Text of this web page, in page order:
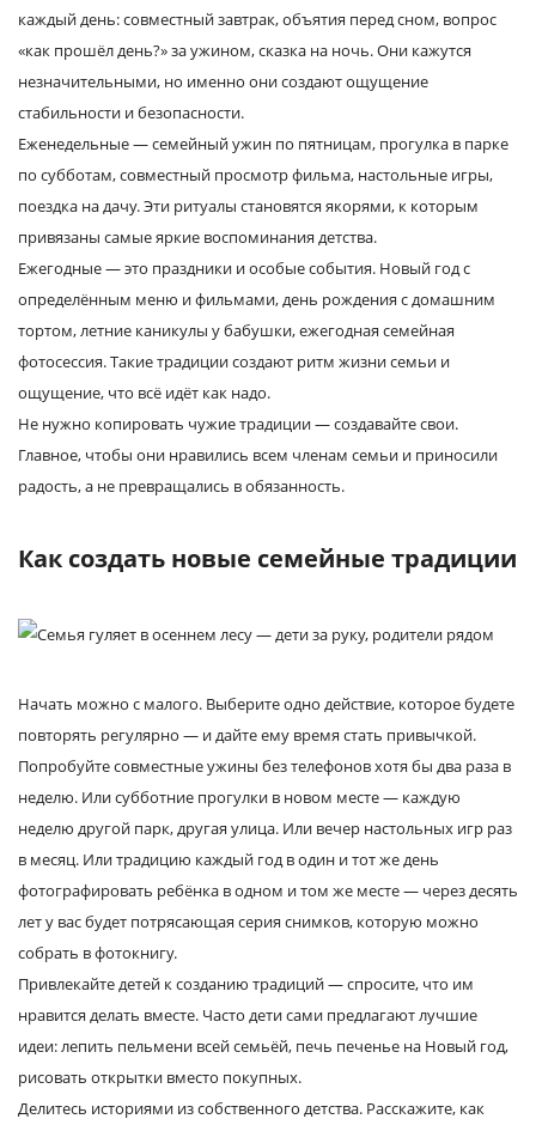
каждый день: совместный завтрак, объятия перед сном, вопрос
«как прошёл день?» за ужином, сказка на ночь. Они кажутся
незначительными, но именно они создают ощущение
стабильности и безопасности.
Еженедельные — семейный ужин по пятницам, прогулка в парке
по субботам, совместный просмотр фильма, настольные игры,
поездка на дачу. Эти ритуалы становятся якорями, к которым
привязаны самые яркие воспоминания детства.
Ежегодные — это праздники и особые события. Новый год с
определённым меню и фильмами, день рождения с домашним
тортом, летние каникулы у бабушки, ежегодная семейная
фотосессия. Такие традиции создают ритм жизни семьи и
ощущение, что всё идёт как надо.
Не нужно копировать чужие традиции — создавайте свои.
Главное, чтобы они нравились всем членам семьи и приносили
радость, а не превращались в обязанность.
Как создать новые семейные традиции
Начать можно с малого. Выберите одно действие, которое будете
повторять регулярно — и дайте ему время стать привычкой.
Попробуйте совместные ужины без телефонов хотя бы два раза в
неделю. Или субботние прогулки в новом месте — каждую
неделю другой парк, другая улица. Или вечер настольных игр раз
в месяц. Или традицию каждый год в один и тот же день
фотографировать ребёнка в одном и том же месте — через десять
лет у вас будет потрясающая серия снимков, которую можно
собрать в фотокнигу.
Привлекайте детей к созданию традиций — спросите, что им
нравится делать вместе. Часто дети сами предлагают лучшие
идеи: лепить пельмени всей семьёй, печь печенье на Новый год,
рисовать открытки вместо покупных.
Делитесь историями из собственного детства. Расскажите, как